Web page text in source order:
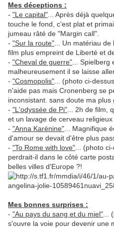
Mes déceptions :
- "Le capital" ... Après déjà
touche le fond, c'est plat et
jumeau râté de "Margin call".
- "Sur la route" ... Un matériau
film plus empreint de Liberté et
- "Cheval de guerre" ...
malheureusement il se laisse
- "Cosmopolis" ... (photo ci-
n'aide pas mais Cronenberg se
inconsistant. sans doute ma plus
- "L'odyssée de Pi" ... 2h de film,
et un lavage de cerveau religieux
- "Anna Karénine" ... Magnifique
d'amour se devait d'être plus
- "To Rome with love" ... (photo
perdrait-il dans le côté carte
belles villes d'Europe ?!
Mes bonnes surprises :
- "Au pays du sang et du miel" ...
s'ouvre la voie pour devenir une